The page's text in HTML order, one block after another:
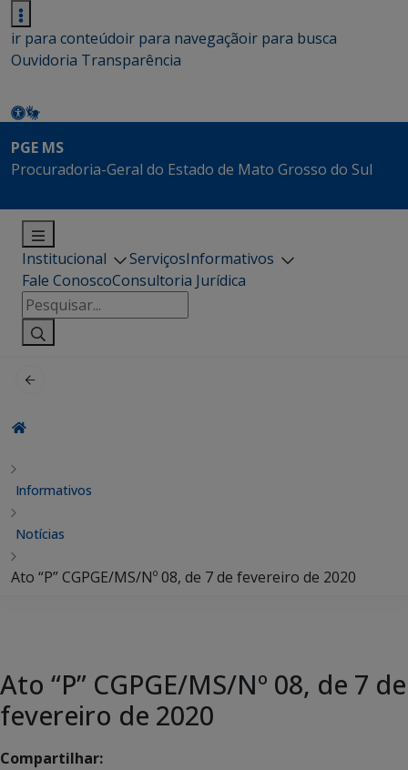
ir para conteúdoir para navegaçãoir para busca
Ouvidoria Transparência
PGE MS
Procuradoria-Geral do Estado de Mato Grosso do Sul
Institucional ServiçosInformativos
Fale ConoscoConsultoria Jurídica
Pesquisar
por:
Informativos
Notícias
Ato “P” CGPGE/MS/Nº 08, de 7 de fevereiro de 2020
Ato “P” CGPGE/MS/Nº 08, de 7 de
fevereiro de 2020
Compartilhar: